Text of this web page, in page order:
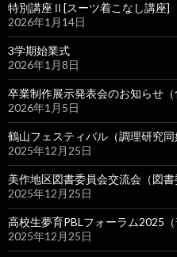
特別講座Ⅱ[スーツ着こなし講座]
2026年1月14日
3学期始業式
2026年1月8日
卒業制作展示発表会のお知らせ（
2026年1月5日
鶴山フェスティバル（調理研究同
2025年12月25日
美作地区図書委員会交流会（図書
2025年12月25日
高校生夢育PBLフォーラム2025（
2025年12月25日